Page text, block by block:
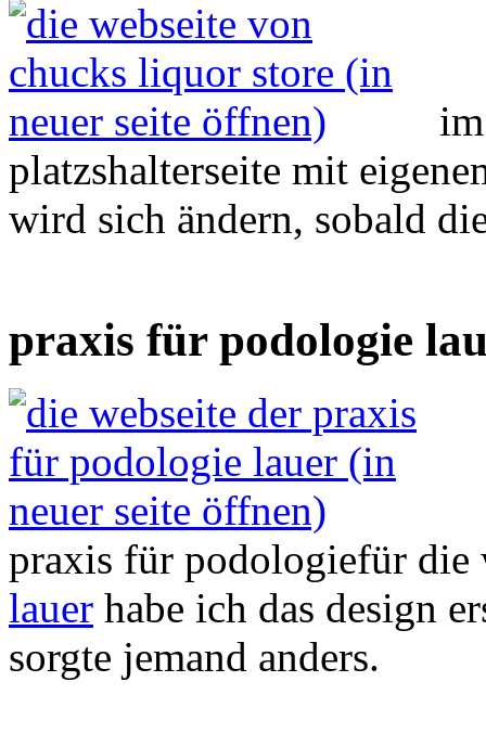
platzshalterseite mit
wird sich ändern, sobald
praxis für podologie
praxis für podologiefür die
lauer habe ich das design
sorgte jemand anders.